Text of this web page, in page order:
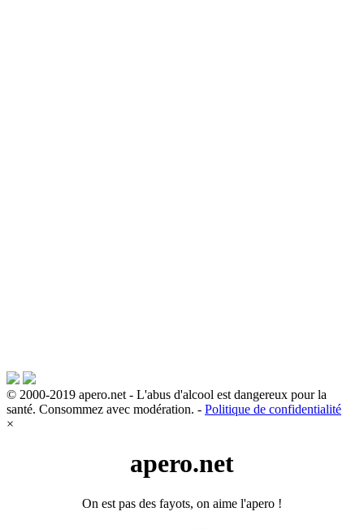
© 2000-2019 apero.net - L'abus d'alcool est dangereux pour la
santé. Consommez avec modération. - Politique de confidentialité
×
apero.net
On est pas des fayots, on aime l'apero !